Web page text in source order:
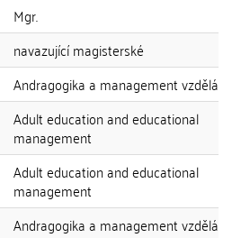
Mgr.
navazující magisterské
Andragogika a management
Adult education and educational
management
Adult education and educational
management
Andragogika a management